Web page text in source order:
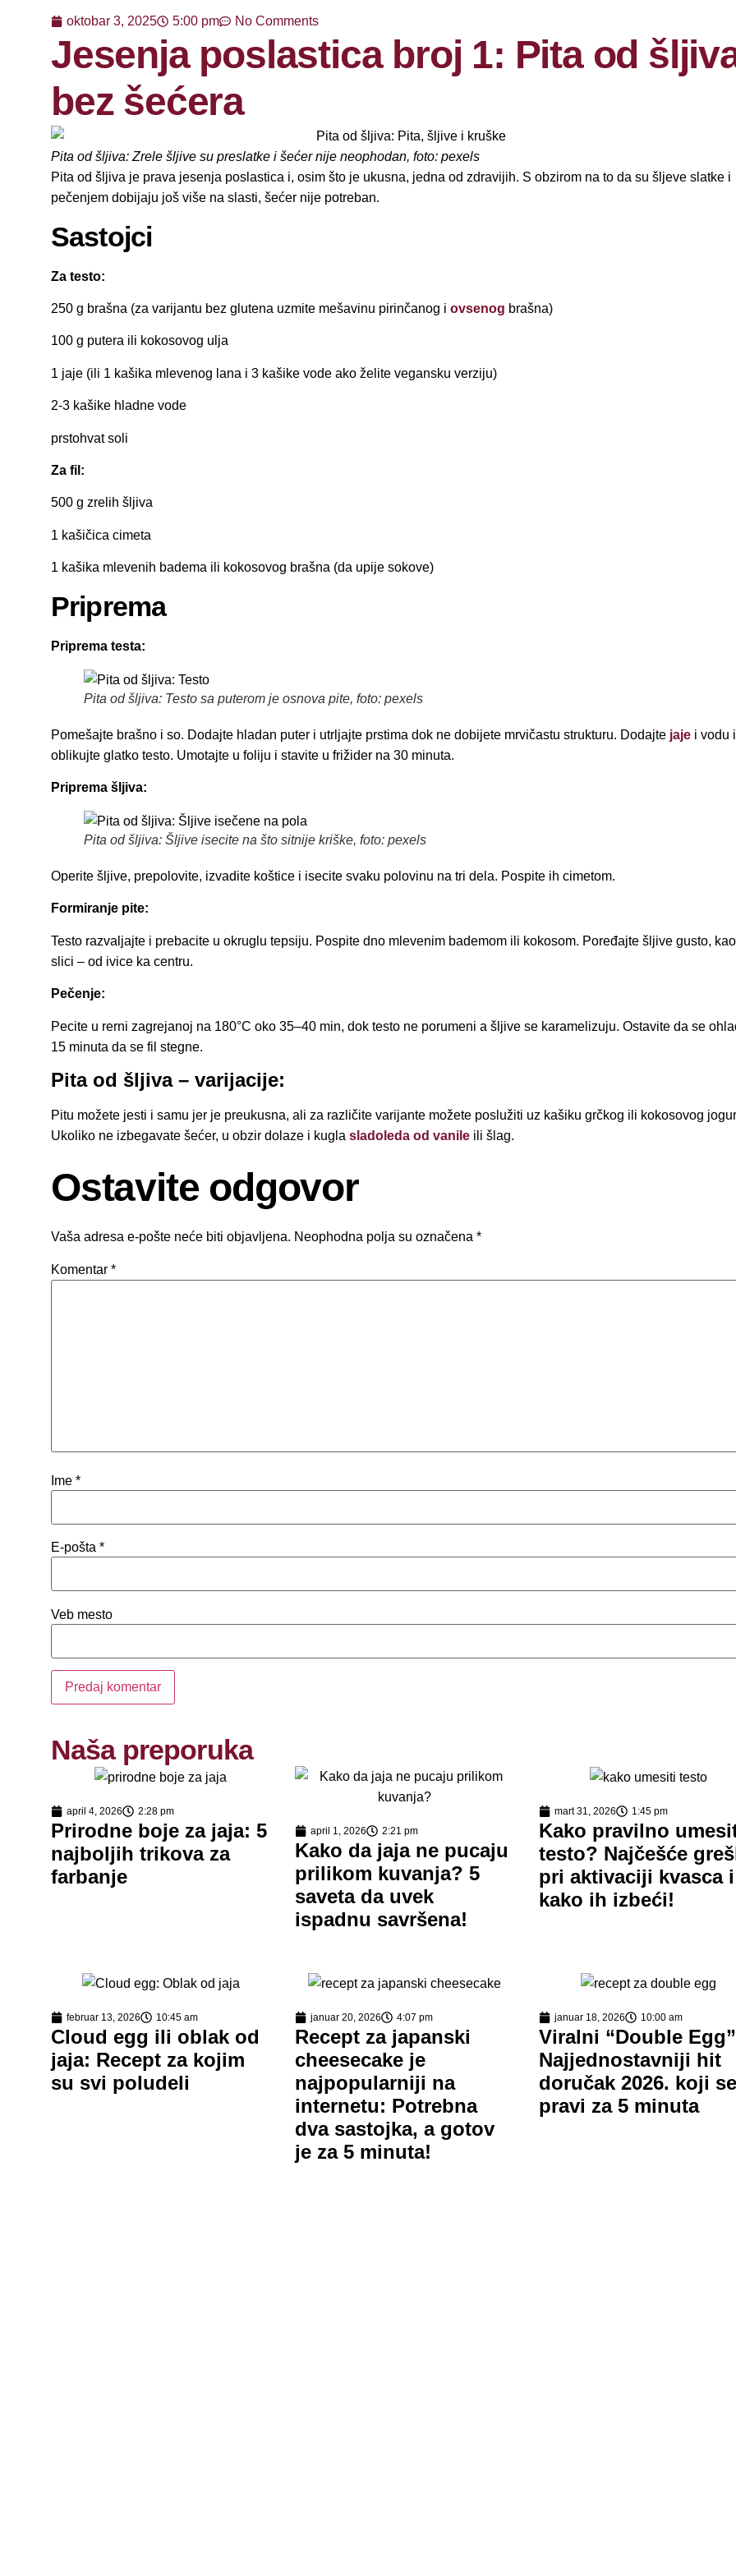
oktobar 3, 2025 5:00 pm No Comments
Jesenja poslastica broj 1: Pita od
bez šećera
Pita od šljiva: Zrele šljive su preslatke i šećer nije neophodan, foto: pexels
Pita od šljiva je prava jesenja poslastica i, osim što je ukusna, jedna od zdravijih. S obzirom na to da su šljeve slatke i
pečenjem dobijaju još više na slasti, šećer nije potreban.
Sastojci
Za testo:
250 g brašna (za varijantu bez glutena uzmite mešavinu pirinčanog i ovsenog brašna)
100 g putera ili kokosovog ulja
1 jaje (ili 1 kašika mlevenog lana i 3 kašike vode ako želite vegansku verziju)
2-3 kašike hladne vode
prstohvat soli
Za fil:
500 g zrelih šljiva
1 kašičica cimeta
1 kašika mlevenih badema ili kokosovog brašna (da upije sokove)
Priprema
Priprema testa:
Pita od šljiva: Testo sa puterom je osnova pite, foto: pexels
Pomešajte brašno i so. Dodajte hladan puter i utrljajte prstima dok ne dobijete mrvičastu strukturu. Dodajte jaje i vodu i
oblikujte glatko testo. Umotajte u foliju i stavite u frižider na 30 minuta.
Priprema šljiva:
Pita od šljiva: Šljive isecite na što sitnije kriške, foto: pexels
Operite šljive, prepolovite, izvadite koštice i isecite svaku polovinu na tri dela. Pospite ih cimetom.
Formiranje pite:
Testo razvaljajte i prebacite u okruglu tepsiju. Pospite dno mlevenim bademom ili kokosom. Poređajte šljive gusto,
slici – od ivice ka centru.
Pečenje:
Pecite u rerni zagrejanoj na 180°C oko 35–40 min, dok testo ne porumeni a šljive se karamelizuju. Ostavite da se
15 minuta da se fil stegne.
Pita od šljiva – varijacije:
Pitu možete jesti i samu jer je preukusna, ali za različite varijante možete poslužiti uz kašiku grčkog ili kokosovog
Ukoliko ne izbegavate šećer, u obzir dolaze i kugla sladoleda od vanile ili šlag.
Ostavite odgovor
Vaša adresa e-pošte neće biti objavljena. Neophodna polja su označena *
Komentar *
Ime *
E-pošta *
Veb mesto
Naša preporuka
april 4, 2026 2:28 pm
Prirodne boje za jaja: 5
najboljih trikova za
farbanje
april 1, 2026 2:21 pm
Kako da jaja ne pucaju
prilikom kuvanja? 5
saveta da uvek
ispadnu savršena!
mart 31, 2026 1:45 pm
Kako pravilno
testo? Najčešće
pri aktivaciji kvasca i
kako ih izbeći!
februar 13, 2026 10:45 am
Cloud egg ili oblak od
jaja: Recept za kojim
su svi poludeli
januar 20, 2026 4:07 pm
Recept za japanski
cheesecake je
najpopularniji na
internetu: Potrebna
dva sastojka, a gotov
je za 5 minuta!
januar 18, 2026 10:00 am
Viralni “Double
Najjednostavniji hit
doručak 2026. koji
pravi za 5 minuta